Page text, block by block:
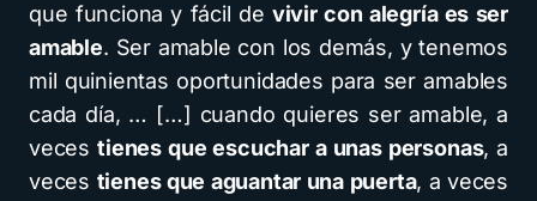
que funciona y fácil de vivir con alegría es ser
amable. Ser amable con los demás, y tenemos
mil quinientas oportunidades para ser amables
cada día, … […] cuando quieres ser amable, a
vecestienes que escuchar a unas personas, a
veces tienes que aguantar una puerta, a veces